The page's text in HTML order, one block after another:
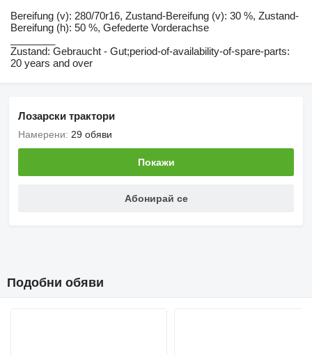
Bereifung ​​​​​​​​​‌‌​​​​‌​​​​​​​​​‌‌‌​‌​‌​​​​​​​​​‌‌‌​‌​​​​​​​​​​​‌‌​‌‌‌‌​​​​​​​​​‌‌​‌‌​​​​​​​​​​​‌‌​‌​​‌​​​​​​​​​‌‌​‌‌‌​​​​​​​​​​‌‌​​‌​‌(v): 280/70r16, Zustand-Bereifung (v): 30 %, Zustand-
Bereifung (h): 50 %, Gefederte Vorderachse
Zustand: Gebraucht - Gut;period-of-availability-of-spare-parts:
20 years and over
Лозарски трактори
Намерени: 29 обяви
Покажи
Абонирай се
Подобни обяви